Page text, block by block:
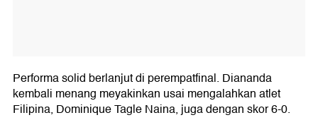
Performa solid berlanjut di perempatfinal. Diananda
kembali menang meyakinkan usai mengalahkan atlet
Filipina, Dominique Tagle Naina, juga dengan skor 6-0.